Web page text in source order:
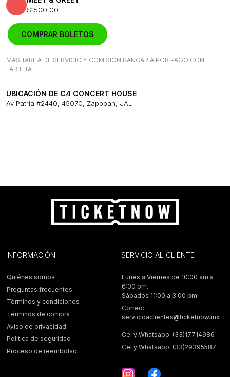
$1500.00
COMPRAR BOLETOS
MAS TARIFA DE SERVICIO Y COMISIÓN BANCARIA POR PAGO CON
TARJETA
UBICACIÓN DE C4 CONCERT HOUSE
Av Patria #2440, 45070, Zapopan, JAL
INFORMACIÓN
Quiénes somos
Preguntas frecuentes
Términos y condiciones
Términos de compra
Aviso de privacidad
Política de seguridad
Proceso de reembolso
SERVICIO AL CLIENTE
Lunes a Viernes de 10:00 am a
6:00 pm.
Sábados 11:00 a 3:00 pm.
Correo:
servicioaclientes@ticketnow.mx
Cel y Whatsapp: (33)17714986
Cel y Whatsapp: (33)29395587